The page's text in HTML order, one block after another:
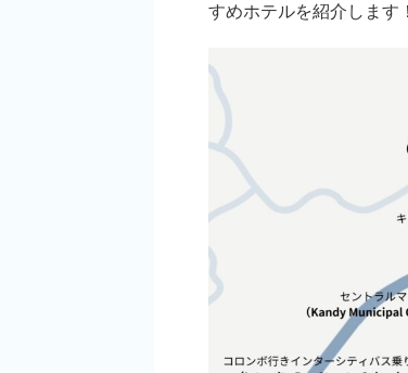
すめホテルを紹介します！